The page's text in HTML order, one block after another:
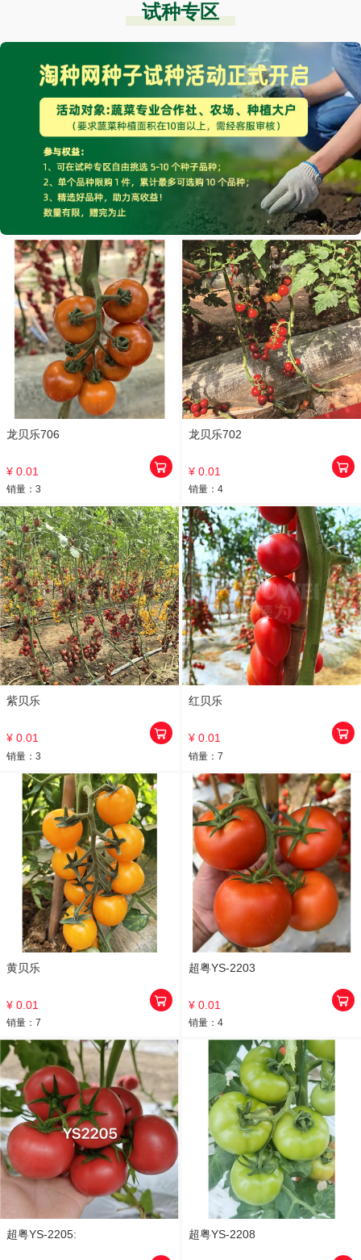
试种专区
龙贝乐706
¥ 0.01
销量： 3
龙贝乐702
¥ 0.01
销量： 4
紫贝乐
¥ 0.01
销量： 3
红贝乐
¥ 0.01
销量： 7
黄贝乐
¥ 0.01
销量： 7
超粤YS-2203
¥ 0.01
销量： 4
超粤YS-2205: 超粤YS-2208